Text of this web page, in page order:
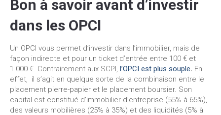
Bon à savoir avant d’investir
dans les OPCI
Un OPCI vous permet d’investir dans l’immobilier, mais de
façon indirecte et pour un ticket d’entrée entre 100 € et
1 000 €. Contrairement aux SCPI, l’OPCI est plus souple. En
effet, il s’agit en quelque sorte de la combinaison entre le
placement pierre-papier et le placement boursier. Son
capital est constitué d'immobilier d’entreprise (55% à 65%),
des valeurs mobilières (25% à 35%) et des liquidités (5% à